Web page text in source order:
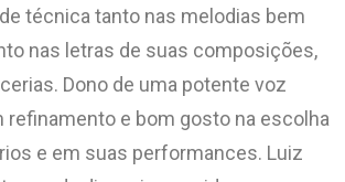
técnica tanto nas melodias bem
nas letras de suas composições,
Dono de uma potente voz
refinamento e bom gosto na escolha
e em suas performances. Luiz